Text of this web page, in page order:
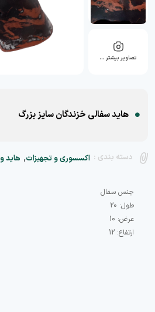
تصاویر بیشتر …
هاید سفالی خزندگان سایز بزرگ
دسته بندی : اکسسوری و تجهیزات, هاید
ارتفاع: 12